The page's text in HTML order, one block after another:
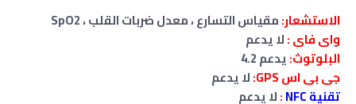
الاستشعار:مقياس التسارع ، معدل ضربات القلب ، SpO2
واى فاى :لايدعم
البلوتوث:يدعم 4.2
جى بى اس GPS:
لايدعم
تقنية NFC
:لايدعم